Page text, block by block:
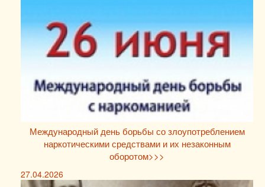
Международный день борьбы со злоупотреблением
наркотическими средствами и их незаконным
оборотом>>>
27.04.2026